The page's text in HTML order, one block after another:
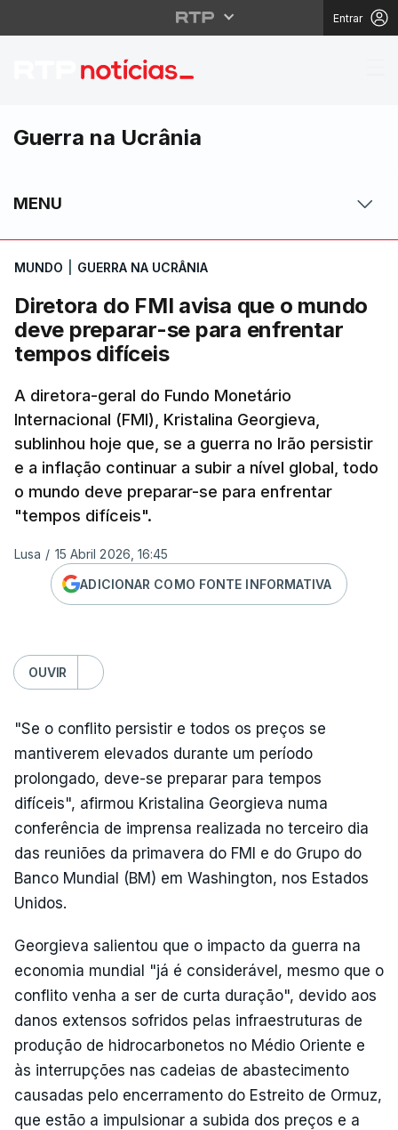
Entrar
Diretora do FMI avisa
Guerra na Ucrânia
MENU
MUNDO GUERRA NA UCRÂNIA
Diretora do FMI avisa que o mundo
deve preparar-se para enfrentar
tempos difíceis
A diretora-geral do Fundo Monetário
Internacional (FMI), Kristalina Georgieva,
sublinhou hoje que, se a guerra no Irão persistir
e a inflação continuar a subir a nível global, todo
o mundo deve preparar-se para enfrentar
"tempos difíceis".
Lusa / 15 Abril 2026, 16:45
ADICIONAR COMO FONTE INFORMATIVA
OUVIR
"Se o conflito persistir e todos os preços se
mantiverem elevados durante um período
prolongado, deve-se preparar para tempos
difíceis", afirmou Kristalina Georgieva numa
conferência de imprensa realizada no terceiro dia
das reuniões da primavera do FMI e do Grupo do
Banco Mundial (BM) em Washington, nos Estados
Unidos.
Georgieva salientou que o impacto da guerra na
economia mundial "já é considerável, mesmo que o
conflito venha a ser de curta duração", devido aos
danos extensos sofridos pelas infraestruturas de
produção de hidrocarbonetos no Médio Oriente e
às interrupções nas cadeias de abastecimento
causadas pelo encerramento do Estreito de Ormuz,
que estão a impulsionar a subida dos preços e a